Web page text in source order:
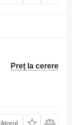
Preț la cerere